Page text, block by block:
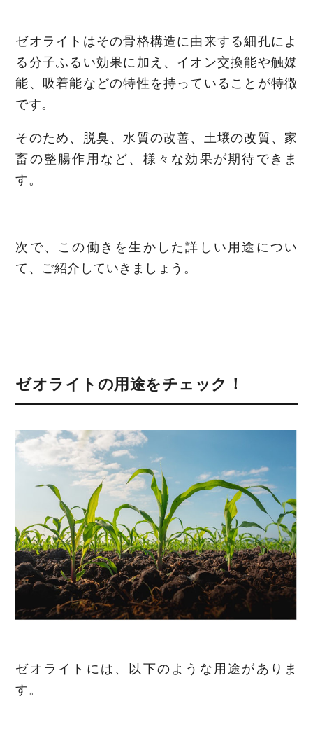
ゼオライトはその骨格構造に由来する細孔によ
る分子ふるい効果に加え、イオン交換能や触媒
能、吸着能などの特性を持っていることが特徴
です。
そのため、脱臭、水質の改善、土壌の改質、家
畜の整腸作用など、様々な効果が期待できま
す。
次で、この働きを生かした詳しい用途につい
て、ご紹介していきましょう。
ゼオライトの用途をチェック！
ゼオライトには、以下のような用途がありま
す。